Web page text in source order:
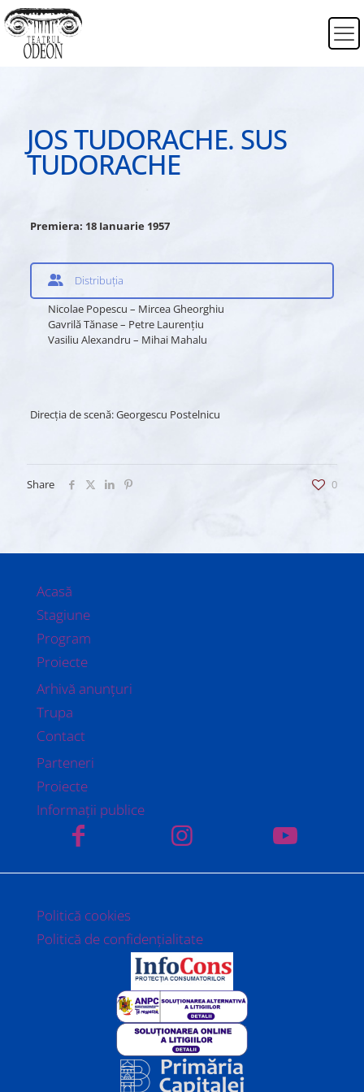
JOS TUDORACHE. SUS
TUDORACHE
Premiera: 18 Ianuarie 1957
Distribuția
Nicolae Popescu – Mircea Gheorghiu
Gavrilă Tănase – Petre Laurenţiu
Vasiliu Alexandru – Mihai Mahalu
Direcţia de scenă: Georgescu Postelnicu
Share 0
Acasă
Stagiune
Program
Proiecte
Arhivă anunțuri
Trupa
Contact
Parteneri
Proiecte
Informații publice
Politică cookies
Politică de confidențialitate